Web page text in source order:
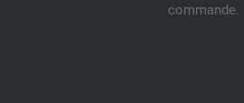
commande.